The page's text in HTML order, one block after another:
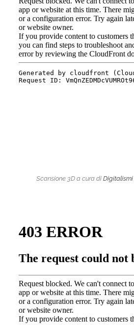
Scansione 3D a cura di Digitalismi